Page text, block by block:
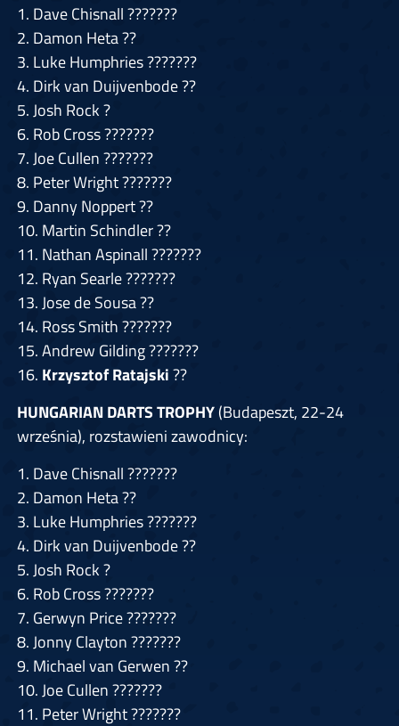
1. Dave Chisnall???????
2. Damon Heta??
3. Luke Humphries???????
4. Dirk van Duijvenbode??
5. Josh Rock?
6. Rob Cross???????
7. Joe Cullen???????
8. Peter Wright???????
9. Danny Noppert??
10. Martin Schindler??
11. Nathan Aspinall???????
12. Ryan Searle???????
13. Jose de Sousa??
14. Ross Smith???????
15. Andrew Gilding???????
16. Krzysztof Ratajski??
HUNGARIAN DARTS TROPHY(Budapeszt, 22-24
września), rozstawieni zawodnicy:
1. Dave Chisnall???????
2. Damon Heta??
3. Luke Humphries???????
4. Dirk van Duijvenbode??
5. Josh Rock?
6. Rob Cross???????
7. Gerwyn Price???????
8. Jonny Clayton???????
9. Michael van Gerwen??
10. Joe Cullen???????
11. Peter Wright???????